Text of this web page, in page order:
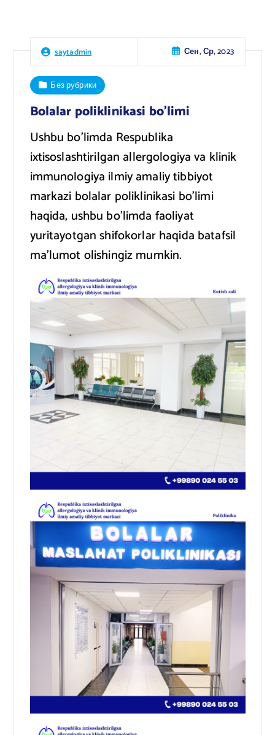
saytadmin Сен, Ср, 2023
Без рубрики
Bolalar poliklinikasi bo’limi
Ushbu bo’limda Respublika
ixtisoslashtirilgan allergologiya va klinik
immunologiya ilmiy amaliy tibbiyot
markazi bolalar poliklinikasi bo’limi
haqida, ushbu bo’limda faoliyat
yuritayotgan shifokorlar haqida batafsil
ma’lumot olishingiz mumkin.